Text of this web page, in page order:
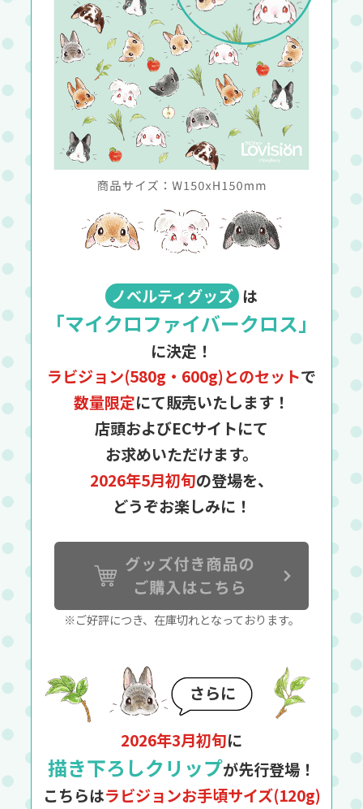
ノベルティグッズ は
「マイクロファイバークロス」
に決定！
ラビジョン(580g・600g)とのセットで
数量限定にて販売いたします！
店頭およびECサイトにて
お求めいただけます。
2026年5月初旬の登場を、
どうぞお楽しみに！
※ご好評につき、在庫切れとなっております。
さらに
2026年3月初旬に
描き下ろしクリップが先行登場！
こちらはラビジョンお手頃サイズ(120g)